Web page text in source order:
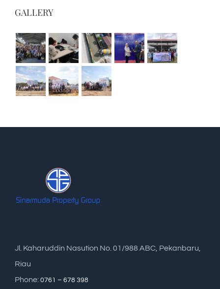
GALLERY
Jl. Kaharuddin Nasution No. 01/988 ABC, Pekanbaru,
Riau
Phone: 0761 – 678 398